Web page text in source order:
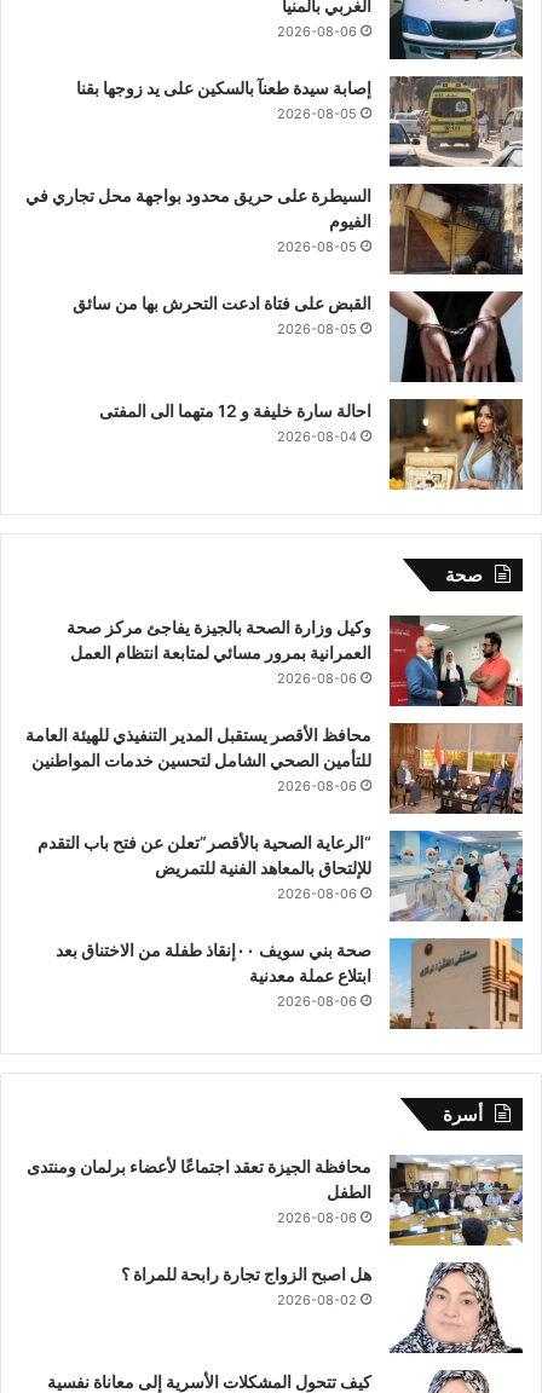
الغربي بالمنيا
2026-08-06
إصابة سيدة طعنآ بالسكين على يد زوجها بقنا
2026-08-05
السيطرة على حريق محدود بواجهة محل تجاري في
الفيوم
2026-08-05
القبض على فتاة ادعت التحرش بها من سائق
2026-08-05
احالة سارة خليفة و 12 متهما الى المفتى
2026-08-04
صحة
وكيل وزارة الصحة بالجيزة يفاجئ مركز صحة
العمرانية بمرور مسائي لمتابعة انتظام العمل
2026-08-06
محافظ الأقصر يستقبل المدير التنفيذي للهيئة العامة
للتأمين الصحي الشامل لتحسين خدمات المواطنين
2026-08-06
“الرعاية الصحية بالأقصر”تعلن عن فتح باب التقدم
للإلتحاق بالمعاهد الفنية للتمريض
2026-08-06
صحة بني سويف ٠٠إنقاذ طفلة من الاختناق بعد
ابتلاع عملة معدنية
2026-08-06
أسرة
محافظة الجيزة تعقد اجتماعًا لأعضاء برلمان ومنتدى
الطفل
2026-08-06
هل اصبح الزواج تجارة رابحة للمراة ؟
2026-08-02
كيف تتحول المشكلات الأسرية إلى معاناة نفسية